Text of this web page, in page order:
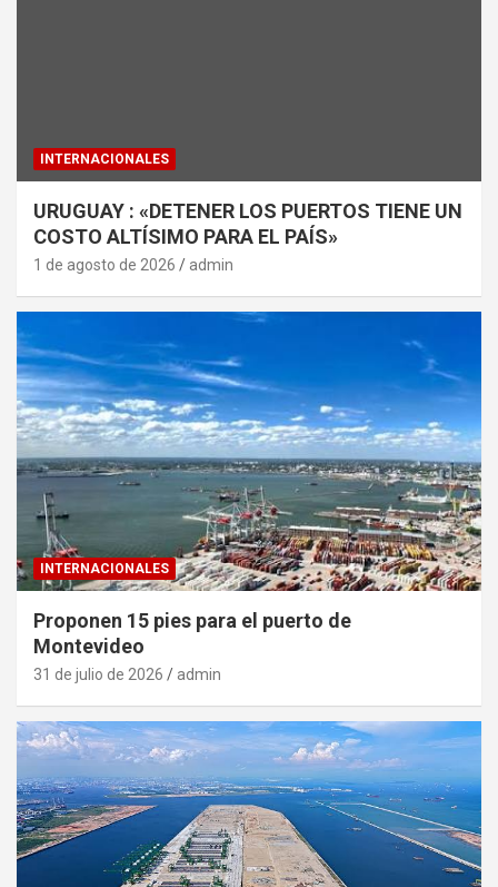
INTERNACIONALES
URUGUAY : «DETENER LOS PUERTOS TIENE UN
COSTO ALTÍSIMO PARA EL PAÍS»
1 de agosto de 2026 admin
INTERNACIONALES
Proponen 15 pies para el puerto de
Montevideo
31 de julio de 2026 admin